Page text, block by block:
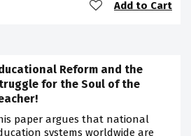
Add to Cart
Reform and the
for the Soul of the
paper argues that national
systems worldwide are